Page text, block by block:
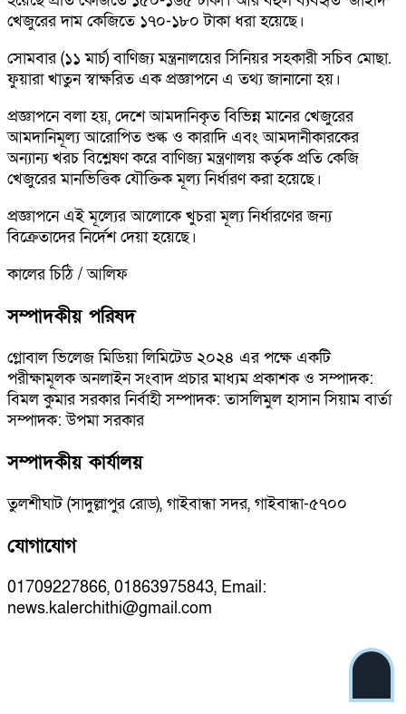
খেজুরের দাম কেজিতে ১৭০-১৮০ টাকা ধরা হয়েছে।
সোমবার (১১ মার্চ) বাণিজ্য মন্ত্রনালয়ের সিনিয়র সহকারী সচিব মোছা.
ফুয়ারা খাতুন স্বাক্ষরিত এক প্রজ্ঞাপনে এ তথ্য জানানো হয়।
প্রজ্ঞাপনে বলা হয়, দেশে আমদানিকৃত বিভিন্ন মানের খেজুরের
আমদানিমূল্য আরোপিত শুল্ক ও কারাদি এবং আমদানীকারকের
অন্যান্য খরচ বিশ্লেষণ করে বাণিজ্য মন্ত্রণালয় কর্তৃক প্রতি কেজি
খেজুরের মানভিত্তিক যৌক্তিক মূল্য নির্ধারণ করা হয়েছে।
প্রজ্ঞাপনে এই মূল্যের আলোকে খুচরা মূল্য নির্ধারণের জন্য
বিক্রেতাদের নির্দেশ দেয়া হয়েছে।
কালের চিঠি / আলিফ
সম্পাদকীয় পরিষদ
গ্লোবাল ভিলেজ মিডিয়া লিমিটেড ২০২৪ এর পক্ষে একটি
পরীক্ষামূলক অনলাইন সংবাদ প্রচার মাধ্যম প্রকাশক ও সম্পাদক:
বিমল কুমার সরকার নির্বাহী সম্পাদক: তাসলিমুল হাসান সিয়াম বার্তা
সম্পাদক: উপমা সরকার
সম্পাদকীয় কার্যালয়
তুলশীঘাট (সাদুল্লাপুর রোড), গাইবান্ধা সদর, গাইবান্ধা-৫৭০০
যোগাযোগ
01709227866, 01863975843, Email:
news.kalerchithi@gmail.com